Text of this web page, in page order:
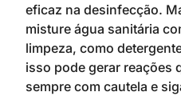
eficaz na desinfecção.
misture água sanitária
limpeza, como
isso pode gerar reações
sempre com cautela e